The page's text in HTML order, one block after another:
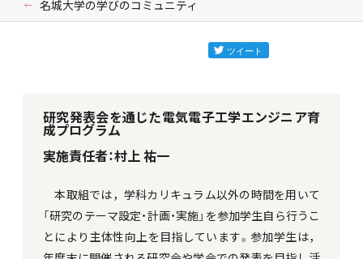
名城大学の学びのコミュニティ
研究発表会を通じた電気電子工学エンジニア育
成プログラム
実施責任者：村上 祐一
本取組では，学科カリキュラム以外の時間を用いて
「研究のテーマ設定・計画・実施」を参加学生自ら行うこ
とにより主体性向上を目指しています。参加学生は，